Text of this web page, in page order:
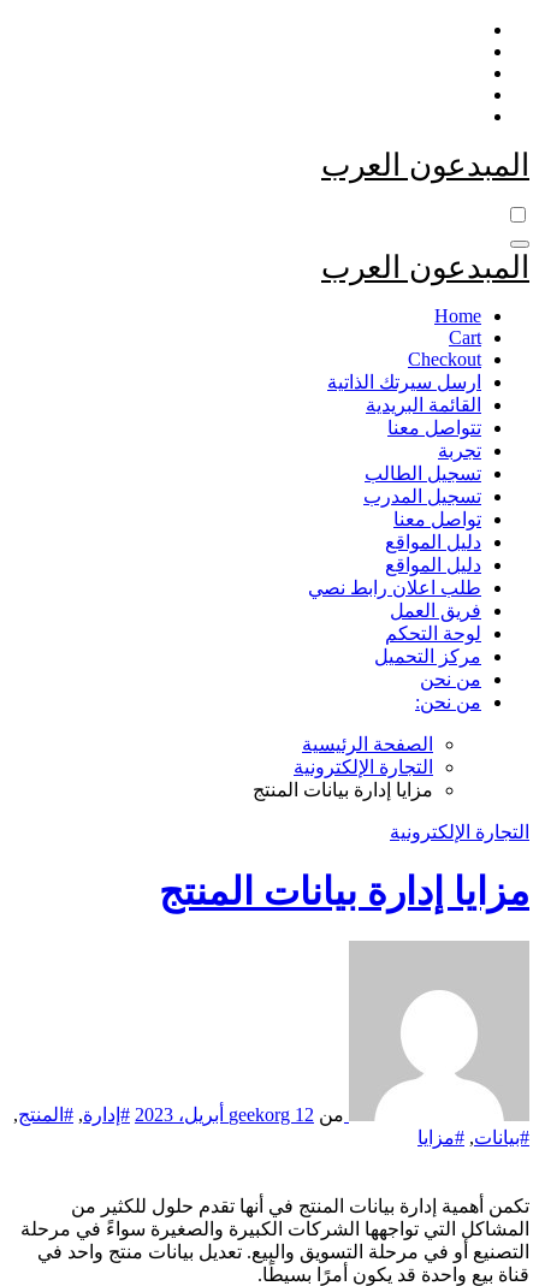
التجاوز
المحتوى
المبدعون العرب
المبدعون العرب
Home
Cart
Checkout
ارسل سيرتك الذاتية
القائمة البريدية
تتواصل معنا
تجربة
تسجيل الطالب
تسجيل المدرب
تواصل معنا
دليل المواقع
دليل المواقع
طلب اعلان رابط نصي
فريق العمل
لوحة التحكم
مركز التحميل
من نحن
من نحن:
الصفحة الرئيسية
التجارة الإلكترونية
مزايا إدارة بيانات المنتج
التجارة الإلكترونية
مزايا إدارة بيانات المنتج
من geekorg 12 أبريل، 2023 #إدارة, #المنتج,
#بيانات, #مزايا
تكمن أهمية إدارة بيانات المنتج في أنها تقدم حلول للكثير من
المشاكل التي تواجهها الشركات الكبيرة والصغيرة سواءً في مرحلة
التصنيع أو في مرحلة التسويق والبيع. تعديل بيانات منتج واحد في
قناة بيع واحدة قد يكون أمرًا بسيطًا.